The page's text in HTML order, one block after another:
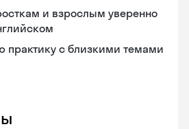
и взрослым уверенно
практику с близкими темами